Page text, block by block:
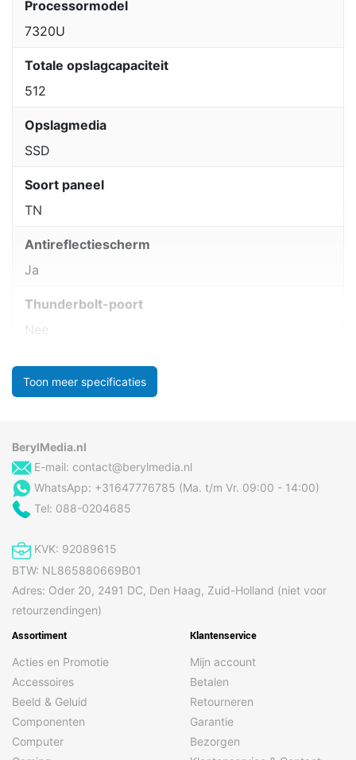
Processormodel
7320U
Totale opslagcapaciteit
512
Opslagmedia
SSD
Soort paneel
TN
Antireflectiescherm
Ja
Thunderbolt-poort
Nee
Toon meer specificaties
BerylMedia.nl
E-mail: contact@berylmedia.nl
WhatsApp: +31647776785 (Ma. t/m Vr. 09:00 - 14:00)
Tel: 088-0204685
KVK: 92089615
BTW: NL865880669B01
Adres: Oder 20, 2491 DC, Den Haag, Zuid-Holland (niet voor
retourzendingen)
Assortiment
Acties en Promotie
Accessoires
Beeld & Geluid
Componenten
Computer
Klantenservice
Mijn account
Betalen
Retourneren
Garantie
Bezorgen